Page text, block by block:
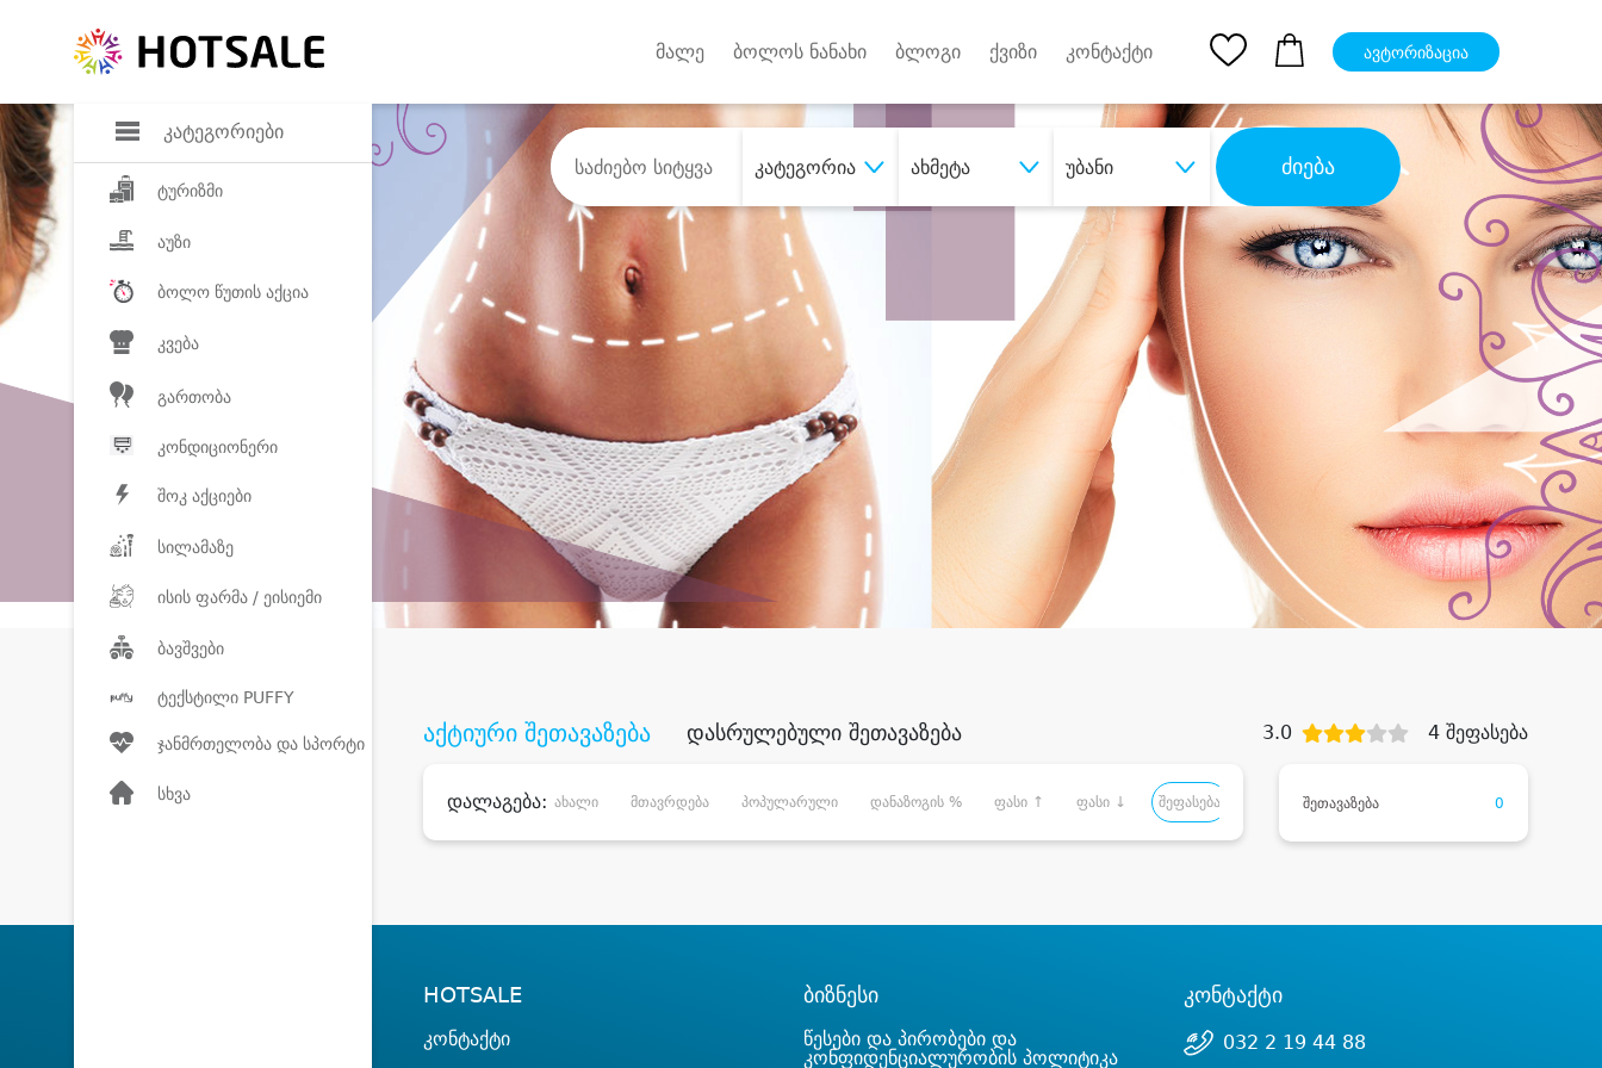
კატეგორიები
ტურიზმი
აუზი
ბოლო წუთის აქცია
კვება
გართობა
კონდიციონერი
შოკ აქციები
სილამაზე
ისის ფარმა / ეისიემი
ბავშვები
ტექსტილი PUFFY
ჯანმრთელობა და სპორტი
სხვა
მალე ბოლოს ნანახი ბლოგი ქვიზი კონტაქტი ავტორიზაცია
კატეგორია ახმეტა უბანი ძიება
შეიძინე სასურველი მომსახურებადიდი დანაზოგით
აქტიური შეთავაზება დასრულებული შეთავაზება 3.0 4 შეფასება
დალაგება: ახალი მთავრდება პოპულარული დანაზოგის % ფასი ↑ ფასი ↓ შეფასება შეთავაზება 0
HOTSALE
კონტაქტი
ბიზნესი
წესები და პირობები და
კონფიდენციალურობის პოლიტიკა
კონტაქტი
032 2 19 44 88